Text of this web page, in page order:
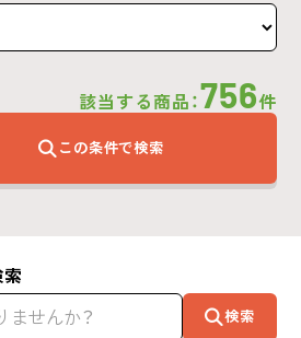
該当する商品：756件
この条件で検索
検索